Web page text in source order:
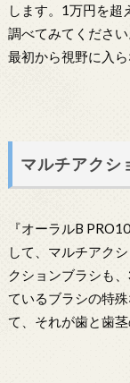
します。1万円を超
調べてみてくださ
最初から視野に入ら
マルチアクシ
『オーラルB
して、マルチアク
クションブラシも
ているブラシの特
て、それが歯と歯